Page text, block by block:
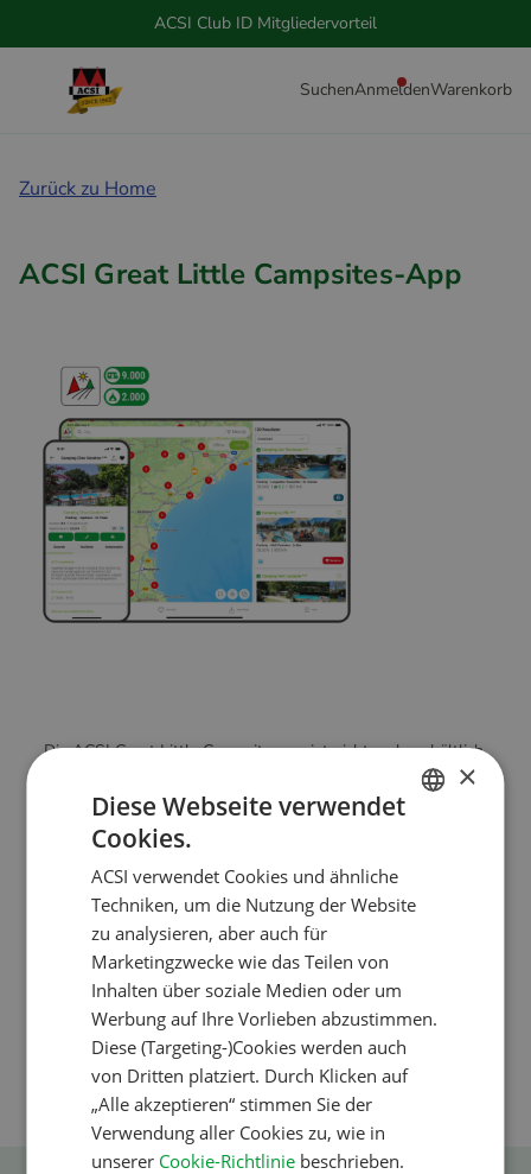
ACSI Club ID Mitgliedervorteil
SuchenAnmeldenWarenkorb
Zurück zu Home
ACSI Great Little Campsites-App
Die ACSI Great Little Campsite-app ist nicht mehr erhältlich.
In der ACSI Camping Europa-App finden Sie alle kleinen
Campingplätze über den Suchfilter „kleine Campingplätze“.
In dieser sehr umfangreichen App finden Sie Informationen
zu nicht weniger als 9.400 Campingplätzen und 9.000
Wohnmobilstellplätzen in ganz Europa. Speichern Sie Ihre
Favoriten, lesen Sie Bewertungen oder buchen Sie direkt
Kaufen Sie jetzt die ACSI Camping Europa-App
DANISH
SPANISH
×
Diese Webseite verwendet
Cookies.
ACSI verwendet Cookies und ähnliche
Techniken, um die Nutzung der Website
zu analysieren, aber auch für
Marketingzwecke wie das Teilen von
Inhalten über soziale Medien oder um
Werbung auf Ihre Vorlieben abzustimmen.
Diese (Targeting-)Cookies werden auch
von Dritten platziert. Durch Klicken auf
„Alle akzeptieren“ stimmen Sie der
Verwendung aller Cookies zu, wie in
unserer Cookie-Richtlinie beschrieben.